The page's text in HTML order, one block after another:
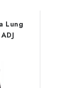
Lung